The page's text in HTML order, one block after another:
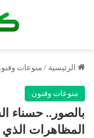
الرئيسية / منوعات
منوعات وفنون
بالصور.. حسناء
المظاهرات الذي